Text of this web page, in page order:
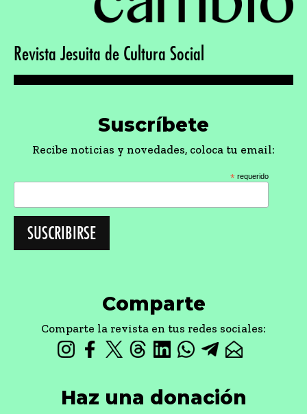
Revista Jesuita de Cultura Social
Suscríbete
Recibe noticias y novedades, coloca tu email:
* requerido
Comparte
Comparte la revista en tus redes sociales:
Haz una donación